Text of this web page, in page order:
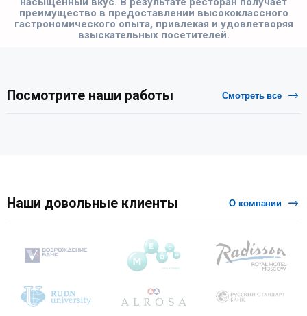
преимущество в предоставлении высококлассного
гастрономического опыта, привлекая и удовлетворяя
взыскательных посетителей.
Посмотрите наши работы Смотреть все
Наши довольные клиенты О компании